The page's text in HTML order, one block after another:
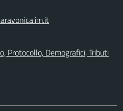
Protocollo, Demografici, Tributi